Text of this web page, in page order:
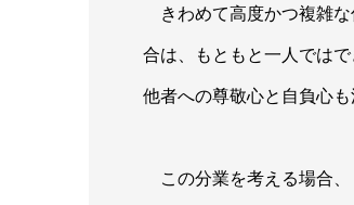
きわめて高度かつ複雑
合は、もともと一人では
他者への尊敬心と自負心も
この分業を考える場合